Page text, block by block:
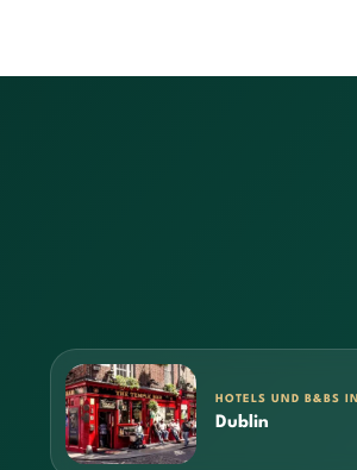
HOTELS UND B&BS IN
Dublin